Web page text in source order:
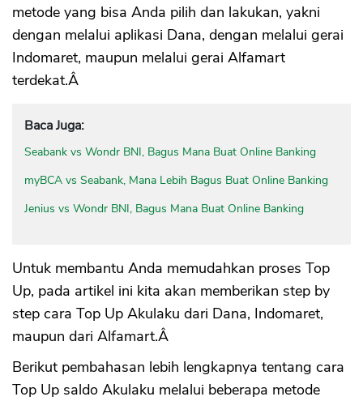
metode yang bisa Anda pilih dan lakukan, yakni
dengan melalui aplikasi Dana, dengan melalui gerai
Indomaret, maupun melalui gerai Alfamart
terdekat.Â
Baca Juga:
Seabank vs Wondr BNI, Bagus Mana Buat Online Banking
myBCA vs Seabank, Mana Lebih Bagus Buat Online Banking
Jenius vs Wondr BNI, Bagus Mana Buat Online Banking
Untuk membantu Anda memudahkan proses Top
Up, pada artikel ini kita akan memberikan step by
step cara Top Up Akulaku dari Dana, Indomaret,
maupun dari Alfamart.Â
Berikut pembahasan lebih lengkapnya tentang cara
Top Up saldo Akulaku melalui beberapa metode